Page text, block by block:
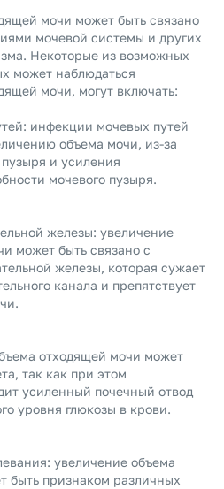
мочи может быть связано
мочевой системы и других
Некоторые из возможных
может наблюдаться
мочи, могут включать:
инфекции мочевых путей
объема мочи, из-за
и усиления
мочевого пузыря.
железы: увеличение
может быть связано с
железы, которая сужает
канала и препятствует
отходящей мочи может
так как при этом
усиленный почечный отвод
уровня глюкозы в крови.
увеличение объема
быть признаком различных